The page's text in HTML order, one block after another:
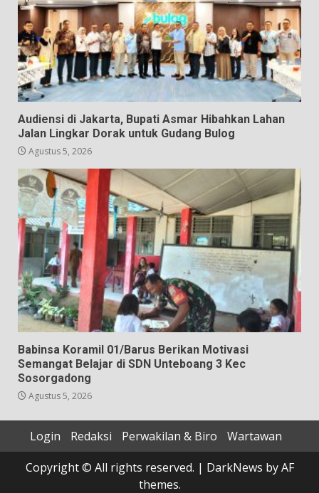
Audiensi di Jakarta, Bupati Asmar Hibahkan Lahan
Jalan Lingkar Dorak untuk Gudang Bulog
Agustus 5, 2026
Babinsa Koramil 01/Barus Berikan Motivasi
Semangat Belajar di SDN Unteboang 3 Kec
Sosorgadong
Agustus 5, 2026
Login Redaksi Perwakilan & Biro
Wartawan
Copyright © All rights reserved. | DarkNews by AF
themes.